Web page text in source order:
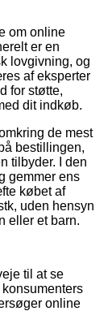
om online
er en
lovgivning, og
af eksperter
for støtte,
dit indkøb.
de mest
bestillingen,
tilbyder. I den
gemmer ens
købet af
uden hensyn
eller et barn.
til at se
online